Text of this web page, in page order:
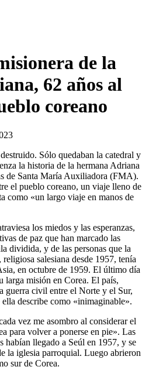
de la
62 años al
coreano
Sólo quedaban la catedral y
la historia de la hermana Adriana
de Santa María Auxiliadora (FMA).
el pueblo coreano, un viaje lleno de
como «un largo viaje en manos de
los miedos y las esperanzas,
de paz que han marcado las
dividida, y de las personas que la
salesiana desde 1957, tenía
en octubre de 1959. El último día
larga misión en Corea. El país,
guerra civil entre el Norte y el Sur,
describe como «inimaginable».
vez me asombro al considerar el
para volver a ponerse en pie». Las
habían llegado a Seúl en 1957, y se
la iglesia parroquial. Luego abrieron
sur de Corea.